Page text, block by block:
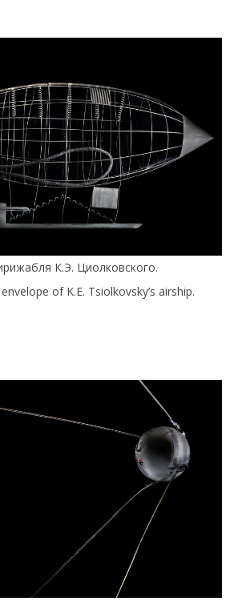
К.Э. Циолковского.
of K.E. Tsiolkovsky’s airship.